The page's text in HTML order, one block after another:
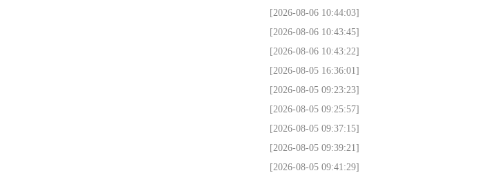
[2026-08-06 10:44:03]
[2026-08-06 10:43:45]
[2026-08-06 10:43:22]
[2026-08-05 16:36:01]
[2026-08-05 09:23:23]
[2026-08-05 09:25:57]
[2026-08-05 09:37:15]
[2026-08-05 09:39:21]
[2026-08-05 09:41:29]